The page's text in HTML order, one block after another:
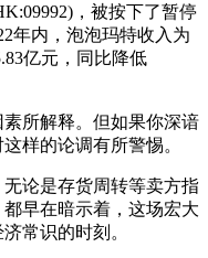
，被按下了暂停
年内，泡泡玛特收入为
亿元，同比降低
所解释。但如果你深谙
样的论调有所警惕。
论是存货周转等卖方指
早在暗示着，这场宏大
常识的时刻。